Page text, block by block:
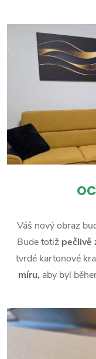
Váš nový obraz
Bude totiž pečlivě
tvrdé kartonové
míru, aby byl